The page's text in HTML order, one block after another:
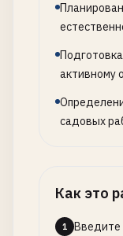
активному
садовых
Как это
1
Введите